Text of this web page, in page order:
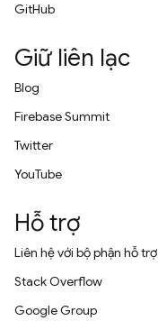
GitHub
Giữ liên lạc
Blog
Firebase Summit
Twitter
YouTube
Hỗ trợ
Liên hệ với bộ phận hỗ trợ
Stack Overflow
Google Group